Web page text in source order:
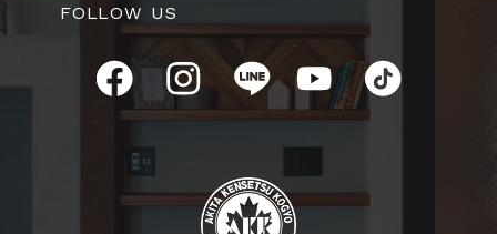
FOLLOW US